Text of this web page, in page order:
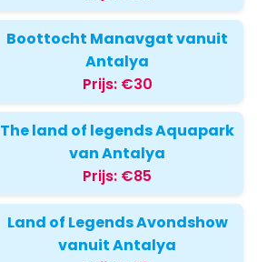
Boottocht Manavgat vanuit
Antalya
Prijs: €30
The land of legends Aquapark
van Antalya
Prijs: €85
Land of Legends Avondshow
vanuit Antalya